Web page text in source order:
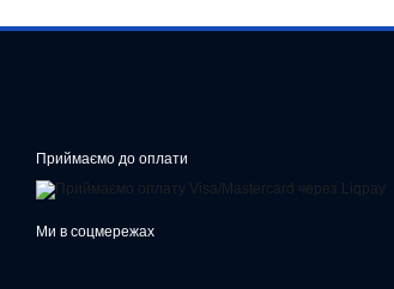
Приймаємо до оплати
Ми в соцмережах